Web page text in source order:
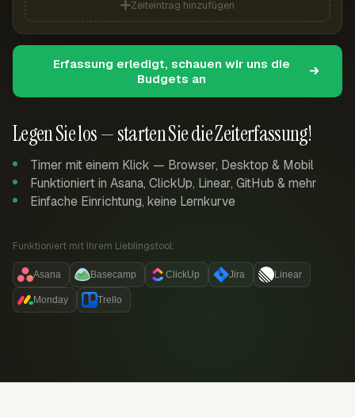
Legen Sie los — starten Sie die Zeiterfassung!
Timer mit einem Klick — Browser, Desktop & Mobil
Funktioniert in Asana, ClickUp, Linear, GitHub & mehr
Einfache Einrichtung, keine Lernkurve
Funktioniert mit Ihrem Lieblingstool:
Asana Basecamp ClickUp Jira Linear
Monday Trello
Zeiteintrag hinzufügen
Erfassung erledigt, schauen wir uns die
Budgets an